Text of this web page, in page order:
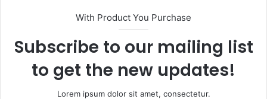
With Product You Purchase
Subscribe to our mailing list
to get the new updates!
Lorem ipsum dolor sit amet, consectetur.